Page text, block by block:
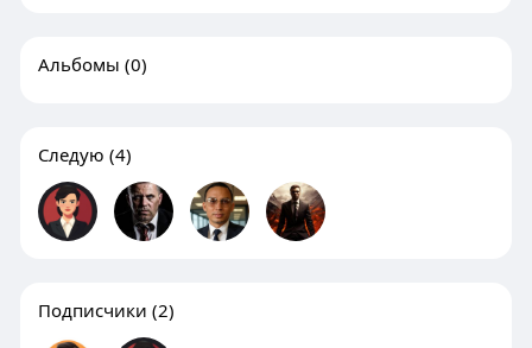
Альбомы (0)
Следую (4)
Подписчики (2)